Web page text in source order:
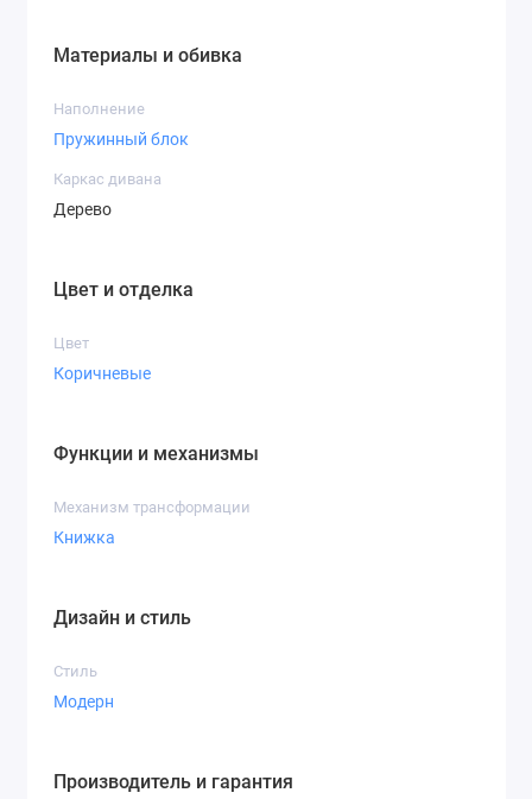
Материалы и обивка
Наполнение
Пружинный блок
Каркас дивана
Дерево
Цвет и отделка
Цвет
Коричневые
Функции и механизмы
Механизм трансформации
Книжка
Дизайн и стиль
Стиль
Модерн
Производитель и гарантия